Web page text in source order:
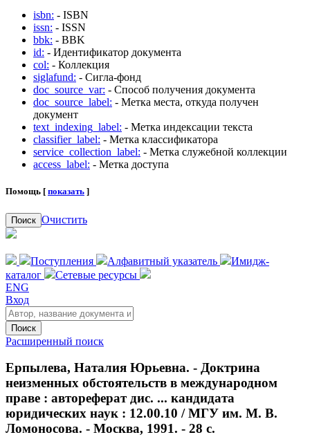
isbn: - ISBN
issn: - ISSN
bbk: - BBK
id: - Идентификатор документа
col: - Коллекция
siglafund: - Сигла-фонд
doc_source_var: - Способ получения документа
doc_source_label: - Метка места, откуда получен
документ
text_indexing_label: - Метка индексации текста
classifier_label: - Метка классификатора
service_collection_label: - Метка служебной коллекции
access_label: - Метка доступа
Помощь [ показать ]
Поиск Очистить
Поступления Алфавитный указатель
Имидж-
каталог
Сетевые ресурсы
ENG
Вход
Поиск
Расширенный поиск
Ерпылева, Наталия Юрьевна. - Доктрина
неизменных обстоятельств в международном
праве : автореферат дис. ... кандидата
юридических наук : 12.00.10 / МГУ им. М. В.
Ломоносова. - Москва, 1991. - 28 с.